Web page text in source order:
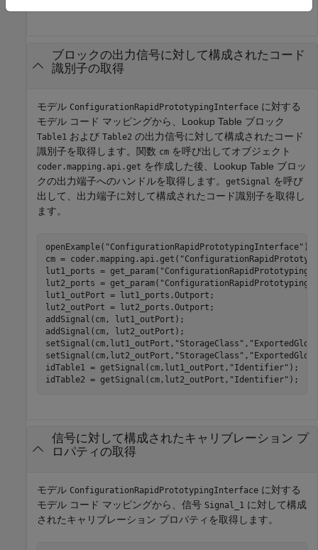
ブロックの出力信号に対して構成されたコード
識別子の取得
モデル ConfigurationRapidPrototypingInterface に対する
モデル コード マッピングから、Lookup Table ブロック
Table1 および Table2 の出力信号に対して構成されたコード
識別子を取得します。関数 cm を呼び出してオブジェクト
coder.mapping.api.get を作成した後、Lookup Table ブロッ
クの出力端子へのハンドルを取得します。 getSignal
を呼び
出して、出力端子に対して構成されたコード識別子を取得し
ます。
openExample( "ConfigurationRapidPrototypingInterface" );
cm = coder.mapping.api.get(
lut1_ports = get_param(
lut2_ports = get_param(
lut1_outPort = lut1_ports.Outport;
lut2_outPort = lut2_ports.Outport;
addSignal(cm, lut1_outPort);
addSignal(cm, lut2_outPort);
setSignal(cm,lut1_outPort, "StorageClass" ,
setSignal(cm,lut2_outPort, "StorageClass" ,
idTable1 = getSignal(cm,lut1_outPort, "Identifier" );
idTable2 = getSignal(cm,lut2_outPort, "Identifier" );
信号に対して構成されたキャリブレーション プ
ロパティの取得
モデル ConfigurationRapidPrototypingInterface に対する
モデル コード マッピングから、信号 Signal_1 に対して構成
されたキャリブレーション プロパティを取得します。